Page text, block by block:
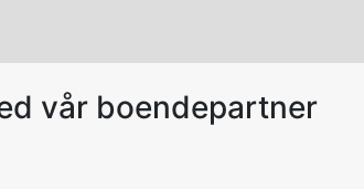
vår boendepartner